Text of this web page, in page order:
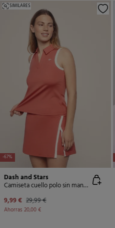
-67%
SIMILARES
Dash and Stars
Camiseta cuello polo sin mangas coral
9,99 € 29,99 €
Ahorras 20,00 €